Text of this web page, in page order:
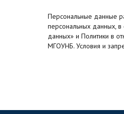
Персональные данные
персональных данных,
данных» и Политики в
МГОУНБ. Условия и